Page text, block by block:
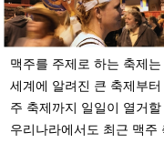
맥주를 주제로 하는 축제
세계에 알려진 큰 축제부
주 축제까지 일일이 열거
우리나라에서도 최근 맥주